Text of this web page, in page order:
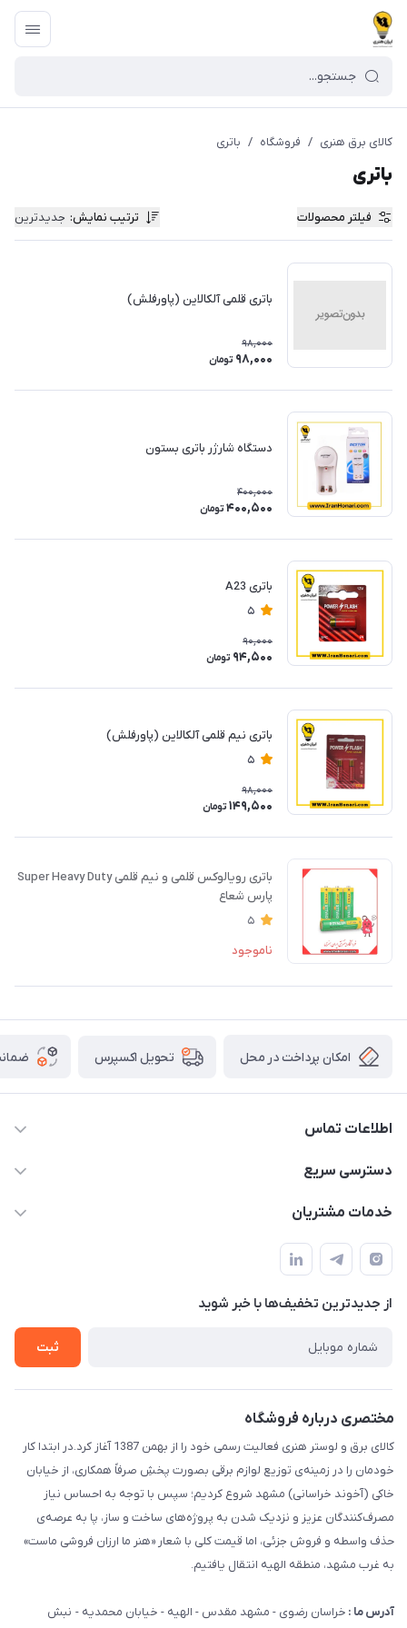
کالای برق هنری / فروشگاه / باتری
باتری
فیلتر محصولات ترتیب نمایش: جدیدترین
باتری قلمی آلکالاین (پاورفلش)
98,000
98,000 تومان
دستگاه شارژر باتری بستون
400,000
400,500 تومان
باتری A23
5
90,000
94,500 تومان
باتری نیم قلمی آلکالاین (پاورفلش)
5
98,000
149,500 تومان
باتری رویالوکس قلمی و نیم قلمی Super Heavy Duty
پارس شعاع
5
ناموجود
امکان پرداخت در محل تحویل اکسپرس
اطلاعات تماس
۰۵۱-۳۵۱۴۸۰۰۰
دسترسی سریع
حساب کاربری
لیست محصولات
درباره ما
خدمات مشتریان
سامانه پیگیری مرسولات اداره پست
سوالات متداول
قوانین و مقررات
حریم خصوصی
از جدید‌ترین تخفیف‌ها با‌ خبر شوید
ثبت
مختصری درباره فروشگاه
کالای برق و لوستر هنری فعالیت رسمی خود را از بهمن 1387 آغاز کرد.در ابتدا کار
خودمان را در زمینه‌ی توزیع لوازم برقی بصورت پخشِ صرفاً همکاری، از خیابان
خاکی (آخوند خراسانی) مشهد شروع کردیم؛ سپس با توجه به احساس نیاز
مصرف‌کنندگان عزیز و نزدیک شدن به پروژه‌های ساخت و ساز، پا به عرصه‌ی
حذف واسطه و فروش جزئی، اما قیمت کلی با شعار «هنر ما ارزان فروشی ماست»
به غرب مشهد، منطقه الهیه انتقال یافتیم.
آدرس ما : خراسان رضوی - مشهد مقدس - الهیه - خیابان محمدیه - نبش